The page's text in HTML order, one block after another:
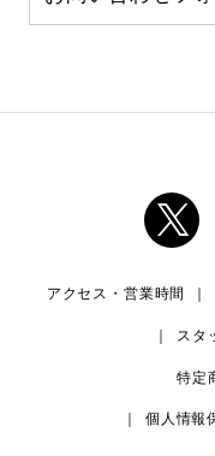
アクセス・営業時間
スタ
特定
個人情報